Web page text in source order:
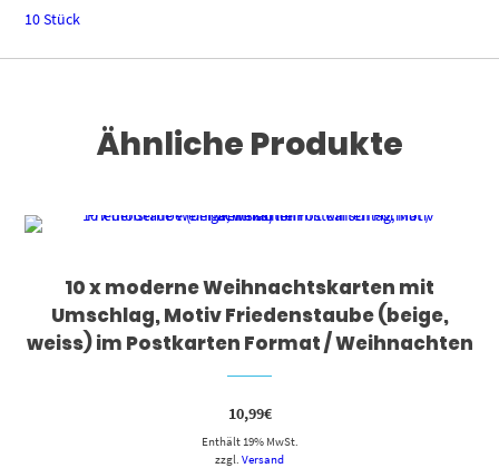
10 Stück
Ähnliche Produkte
10 x moderne Weihnachtskarten mit
Umschlag, Motiv Friedenstaube (beige,
weiss) im Postkarten Format / Weihnachten
10,99€
Enthält 19% MwSt.
zzgl. Versand